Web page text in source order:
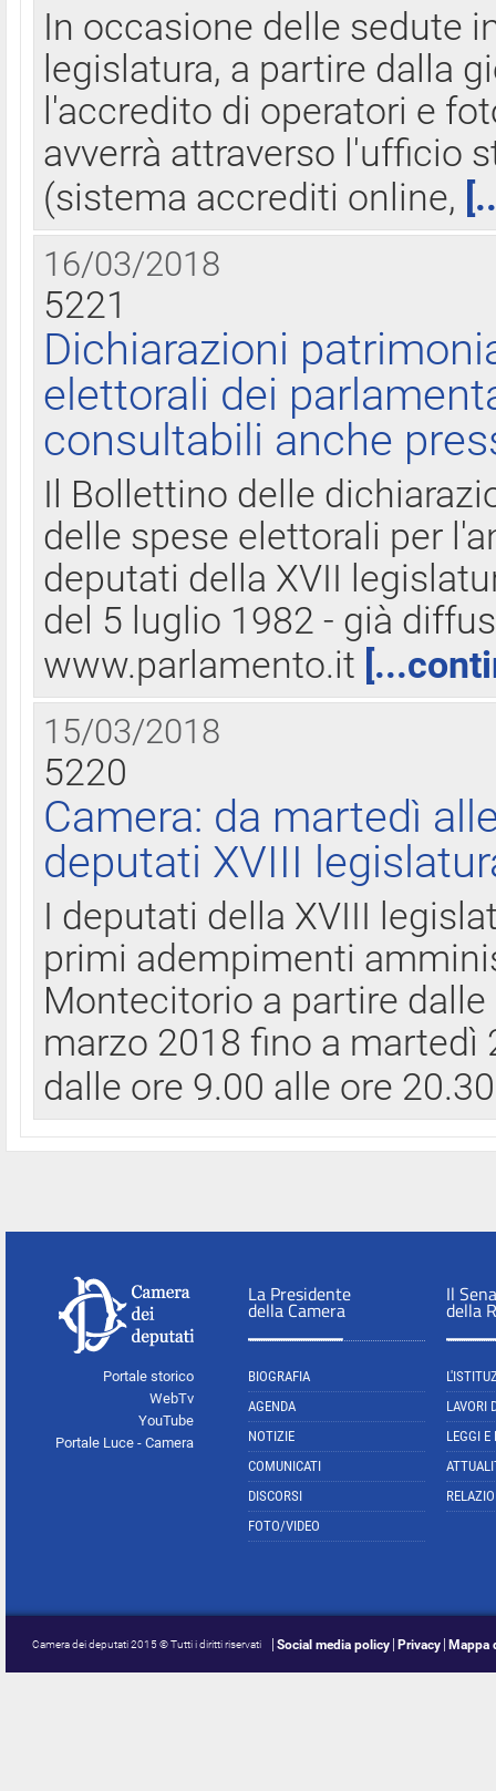
In occasione delle sedute
legislatura, a partire dalla
l'accredito di operatori e
avverrà attraverso l'ufficio
(sistema accrediti online,
16/03/2018
5221
Dichiarazioni
elettorali dei
consultabili anche
Il Bollettino delle
delle spese elettorali per
deputati della XVII
del 5 luglio 1982 - già
www.parlamento.it
15/03/2018
5220
Camera: da martedì
deputati XVIII
I deputati della XVIII
primi adempimenti
Montecitorio a partire
marzo 2018 fino a
dalle ore 9.00 alle ore
Portale storico
WebTv
YouTube
Portale Luce - Camera
La Presidente
della Camera
BIOGRAFIA
AGENDA
NOTIZIE
COMUNICATI
DISCORSI
FOTO/VIDEO
Il
della
LAVORI
LEGGI E
Camera dei deputati 2015 © Tutti i diritti riservati Social media policy Privacy Mappa